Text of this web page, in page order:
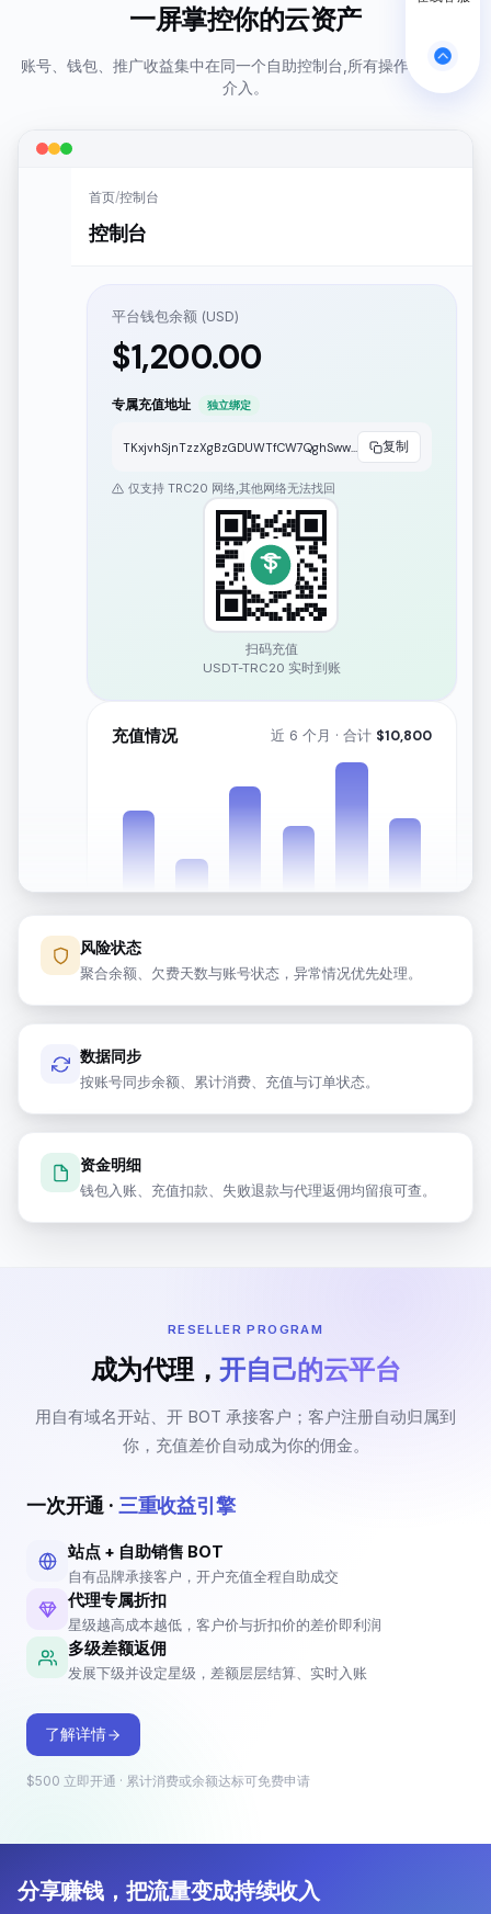
一屏掌控你的云资产
账号、钱包、推广收益集中在同一个自助控制台,所有操作无需人工
介入。
首页/控制台
控制台
平台钱包余额 (USD)
$1,200.00
专属充值地址 独立绑定
复制
仅支持 TRC20 网络,其他网络无法找回
扫码充值
USDT-TRC20 实时到账
充值情况 近 6 个月 · 合计 $10,800
2月 3月 4月 5月 6月 7月
云账号概览
本月充值
$1,700
本月订单
1 0 2
AWS
账号
1 0 0
云
账号
招商合作
成为代理，赚取佣金
开通即享代理专属折扣，创建自己
的站点与推广 BOT 发展客户；客
动成为你的佣金。
风险状态
聚合余额、欠费天数与账号状态，异常情况优先处理。
数据同步
按账号同步余额、累计消费、充值与订单状态。
资金明细
钱包入账、充值扣款、失败退款与代理返佣均留痕可查。
RESELLER PROGRAM
成为代理，开自己的云平台
用自有域名开站、开 BOT 承接客户；客户注册自动归属到
你，充值差价自动成为你的佣金。
一次开通 · 三重收益引擎
站点 + 自助销售 BOT
自有品牌承接客户，开户充值全程自助成交
代理专属折扣
星级越高成本越低，客户价与折扣价的差价即利润
多级差额返佣
发展下级并设定星级，差额层层结算、实时入账
了解详情
$500 立即开通 · 累计消费或余额达标可免费申请
分享赚钱，把流量变成持续收入